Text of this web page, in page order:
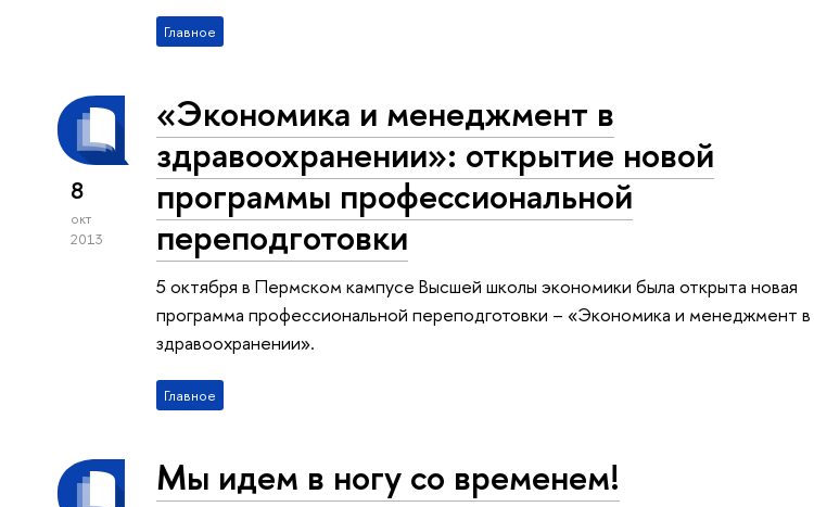
Главное
8
окт
2013
«Экономика и менеджмент в
здравоохранении»: открытие новой
программы профессиональной
переподготовки
5 октября в Пермском кампусе Высшей школы экономики была открыта новая
программа профессиональной переподготовки – «Экономика и менеджмент в
здравоохранении».
Главное
Мы идем в ногу со временем!